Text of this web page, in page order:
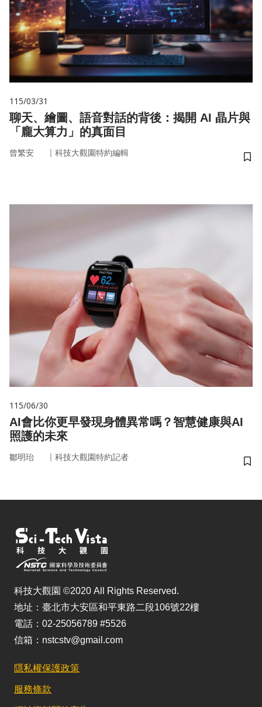
115/03/31
聊天、繪圖、語音對話的背後：揭開 AI 晶片與
「龐大算力」的真面目
曾繁安 ｜ 科技大觀園特約編輯
儲
115/06/30
AI會比你更早發現身體異常嗎？智慧健康與AI
照護的未來
鄒明珆 ｜ 科技大觀園特約記者
儲
科技大觀園 ©2020 All Rights Reserved.
地址：臺北市大安區和平東路二段106號22樓
電話：02-25056789 #5526
信箱：nstcstv@gmail.com
隱私權保護政策
服務條款